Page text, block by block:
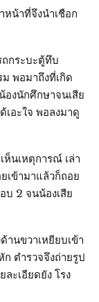
หน้าที่จึงนำเชือก
กระบะตู้ทึบ
ม พอมาถึงที่เกิด
องนักศึกษาจนเสีย
อะใจ พอลงมาดู
นเหตุการณ์ เล่า
เข้ามาแล้วก็ถอย
บ 2 จนน้องเสีย
านขวาเหยียบเข้า
ตำรวจจึงถ่ายรูป
ะเอียดยัง โรง